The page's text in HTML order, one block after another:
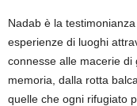
Nadab è la
esperienze di luoghi
connesse alle macerie di
memoria, dalla rotta
quelle che ogni rifugiato